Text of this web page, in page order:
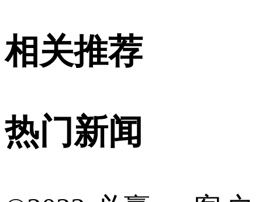
相关推荐
热门新闻